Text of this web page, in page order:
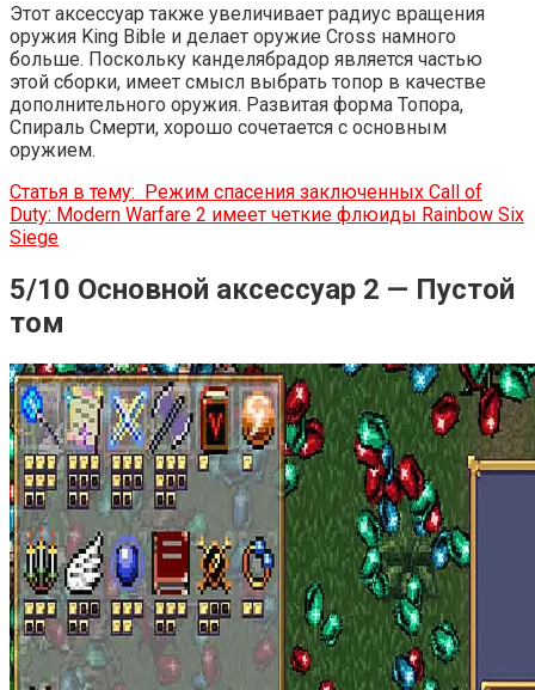
Этот аксессуар также увеличивает радиус вращения
оружия King Bible и делает оружие Cross намного
больше. Поскольку канделябрадор является частью
этой сборки, имеет смысл выбрать топор в качестве
дополнительного оружия. Развитая форма Топора,
Спираль Смерти, хорошо сочетается с основным
оружием.
Статья в тему: Режим спасения заключенных Call of
Duty: Modern Warfare 2 имеет четкие флюиды Rainbow Six
Siege
5/10 Основной аксессуар 2 — Пустой
том